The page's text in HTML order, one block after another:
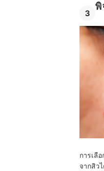
3
พิ
การเลื
จากสิว